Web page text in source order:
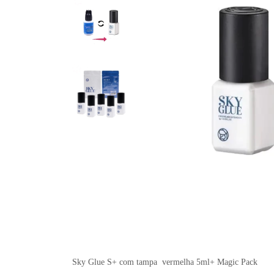
Sky Glue S+ com tampa vermelha 5ml+ Magic Pack